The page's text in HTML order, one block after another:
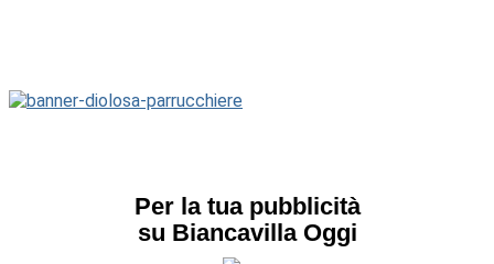
Per la tua pubblicità
su Biancavilla Oggi